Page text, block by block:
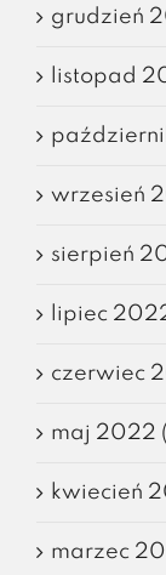
grudzień
listopad
wrzesień
sierpień
lipiec
czerwiec
maj 2022
kwiecień
marzec